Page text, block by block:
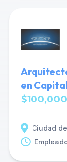
en
Ciudad